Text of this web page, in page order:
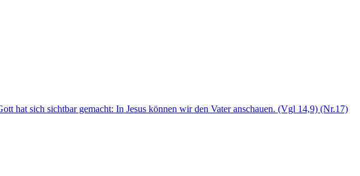
hat sich sichtbar gemacht: In Jesus können wir den Vater anschauen. (Vgl 14,9) (Nr.17)